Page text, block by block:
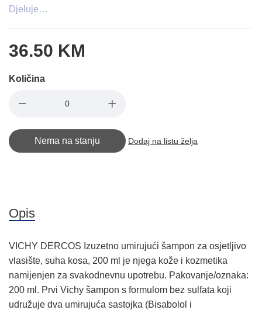
Djeluje…
36.50 KM
Količina
Nema na stanju Dodaj na listu želja
Opis
VICHY DERCOS Izuzetno umirujući šampon za osjetljivo
vlasište, suha kosa, 200 ml je njega kože i kozmetika
namijenjen za svakodnevnu upotrebu. Pakovanje/oznaka:
200 ml. Prvi Vichy šampon s formulom bez sulfata koji
udružuje dva umirujuća sastojka (Bisabolol i